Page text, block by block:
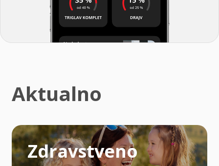
Aktualno
Zdravstveno